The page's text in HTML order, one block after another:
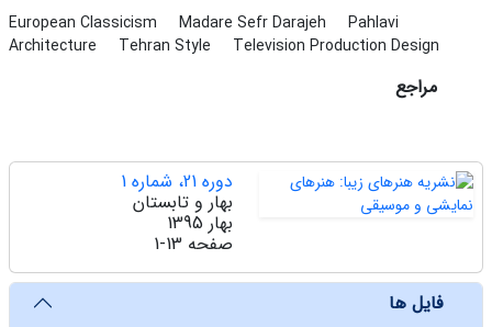
European Classicism Madare Sefr Darajeh
Pahlavi
Architecture
Tehran Style Television Production Design
مراجع
دوره 21، شماره 1
بهار و تابستان
بهار 1395
صفحه 1-13
فایل ها